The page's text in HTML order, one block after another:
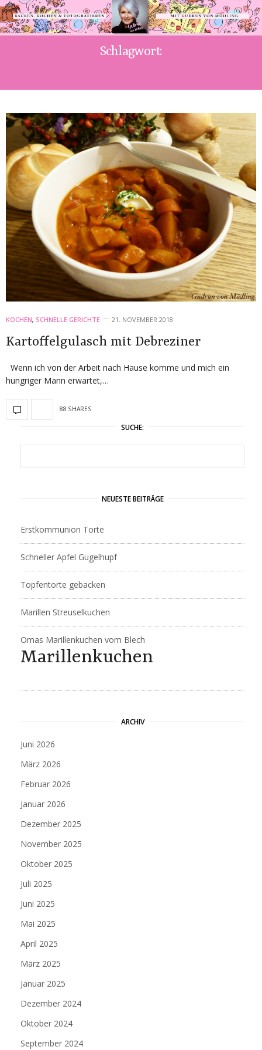
Schlagwort:
KOCHEN, SCHNELLE GERICHTE 21. NOVEMBER 2018
Kartoffelgulasch mit Debreziner
Wenn ich von der Arbeit nach Hause komme und mich ein
hungriger Mann erwartet,…
88 SHARES
SUCHE:
NEUESTE BEITRÄGE
Erstkommunion Torte
Schneller Apfel Gugelhupf
Topfentorte gebacken
Marillen Streuselkuchen
Omas Marillenkuchen vom Blech
Marillenkuchen
ARCHIV
Juni 2026
März 2026
Februar 2026
Januar 2026
Dezember 2025
November 2025
Oktober 2025
Juli 2025
Juni 2025
Mai 2025
April 2025
März 2025
Januar 2025
Dezember 2024
Oktober 2024
September 2024